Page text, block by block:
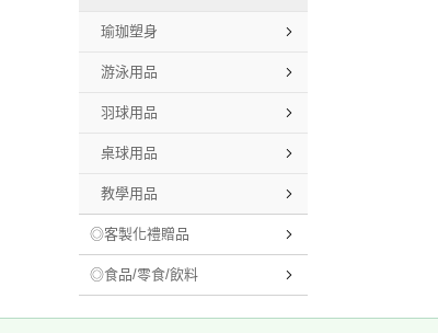
瑜珈塑身
游泳用品
羽球用品
桌球用品
教學用品
◎客製化禮贈品
◎食品/零食/飲料